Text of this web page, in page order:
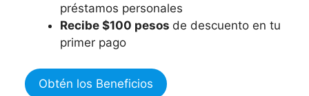
préstamos personales
Recibe $100 pesos de descuento en tu
primer pago
Obtén los Beneficios